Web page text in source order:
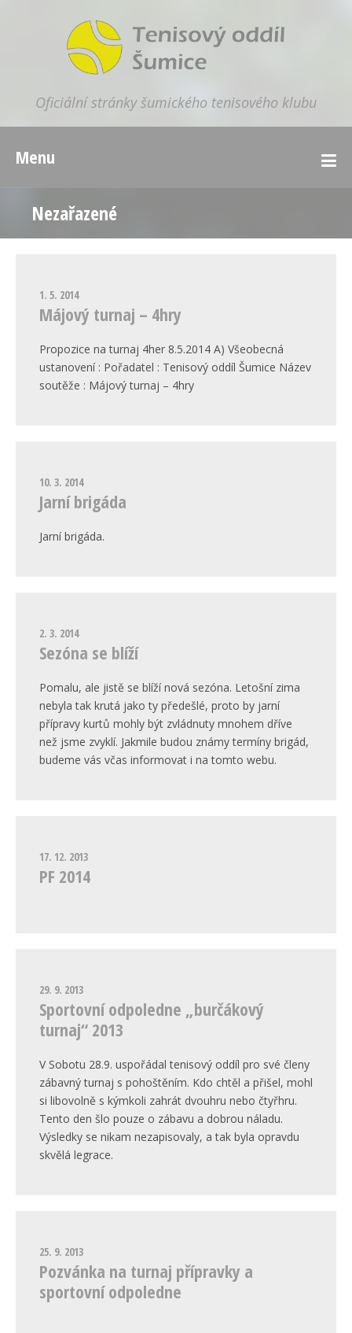
Oficiální stránky šumického tenisového klubu
Menu
Nezařazené
1. 5. 2014
Májový turnaj – 4hry
Propozice na turnaj 4her 8.5.2014 A) Všeobecná
ustanovení : Pořadatel : Tenisový oddíl Šumice Název
soutěže : Májový turnaj – 4hry
10. 3. 2014
Jarní brigáda
Jarní brigáda.
2. 3. 2014
Sezóna se blíží
Pomalu, ale jistě se blíží nová sezóna. Letošní zima
nebyla tak krutá jako ty předešlé, proto by jarní
přípravy kurtů mohly být zvládnuty mnohem dříve
než jsme zvyklí. Jakmile budou známy termíny brigád,
budeme vás včas informovat i na tomto webu.
17. 12. 2013
PF 2014
29. 9. 2013
Sportovní odpoledne „burčákový
turnaj“ 2013
V Sobotu 28.9. uspořádal tenisový oddíl pro své členy
zábavný turnaj s pohoštěním. Kdo chtěl a přišel, mohl
si libovolně s kýmkoli zahrát dvouhru nebo čtyřhru.
Tento den šlo pouze o zábavu a dobrou náladu.
Výsledky se nikam nezapisovaly, a tak byla opravdu
skvělá legrace.
25. 9. 2013
Pozvánka na turnaj přípravky a
sportovní odpoledne